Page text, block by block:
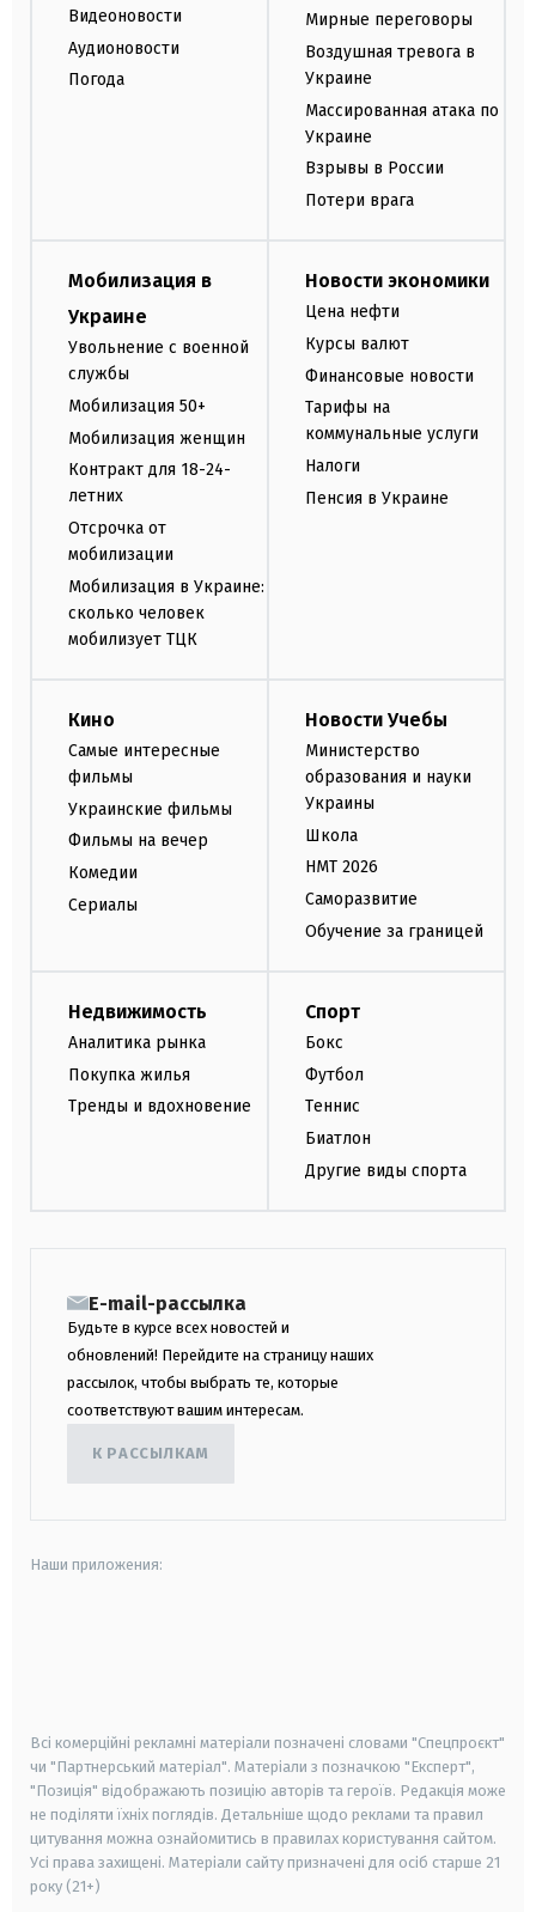
Видеоновости
Аудионовости
Погода
Мирные переговоры
Воздушная тревога в
Украине
Массированная атака по
Украине
Взрывы в России
Потери врага
Мобилизация в
Украине
Увольнение с военной
службы
Мобилизация 50+
Мобилизация женщин
Контракт для 18-24-
летних
Отсрочка от
мобилизации
Мобилизация в Украине:
сколько человек
мобилизует ТЦК
Новости экономики
Цена нефти
Курсы валют
Финансовые новости
Тарифы на
коммунальные услуги
Налоги
Пенсия в Украине
Кино
Самые интересные
фильмы
Украинские фильмы
Фильмы на вечер
Комедии
Сериалы
Новости Учебы
Министерство
образования и науки
Украины
Школа
НМТ 2026
Саморазвитие
Обучение за границей
Недвижимость
Аналитика рынка
Покупка жилья
Тренды и вдохновение
Спорт
Бокс
Футбол
Теннис
Биатлон
Другие виды спорта
E-mail-рассылка
Будьте в курсе всех новостей и
обновлений! Перейдите на страницу наших
рассылок, чтобы выбрать те, которые
соответствуют вашим интересам.
К РАССЫЛКАМ
Наши приложения:
Всі комерційні рекламні матеріали позначені словами "Спецпроєкт"
чи "Партнерський матеріал". Матеріали з позначкою "Експерт",
"Позиція" відображають позицію авторів та героїв. Редакція може
не поділяти їхніх поглядів. Детальніше щодо реклами та правил
цитування можна ознайомитись в правилах користування сайтом.
Усі права захищені. Матеріали сайту призначені для осіб старше 21
року (21+)